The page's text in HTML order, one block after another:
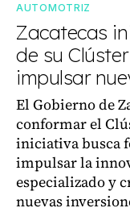
AUTOMOTRIZ
Zacatecas
de su
impulsar
El Gobierno de
conformar el
iniciativa busca
impulsar la
especializado y
nuevas